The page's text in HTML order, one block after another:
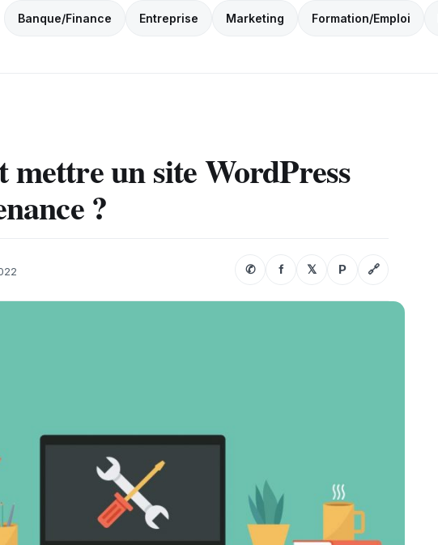
Banque/Finance Entreprise Marketing Formation/Emploi
mettre un site WordPress
?
✆ f 𝕏 P 🔗